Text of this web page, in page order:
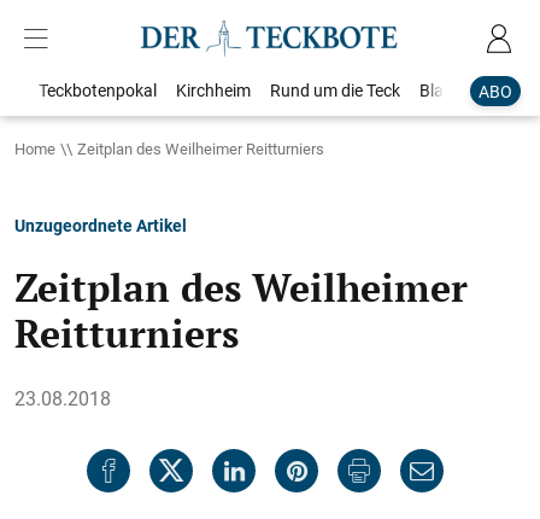
ABO
Teckbotenpokal Kirchheim Rund um die Teck Blaulicht
Home Zeitplan des Weilheimer Reitturniers
Unzugeordnete Artikel
Zeitplan des Weilheimer
Reitturniers
23.08.2018